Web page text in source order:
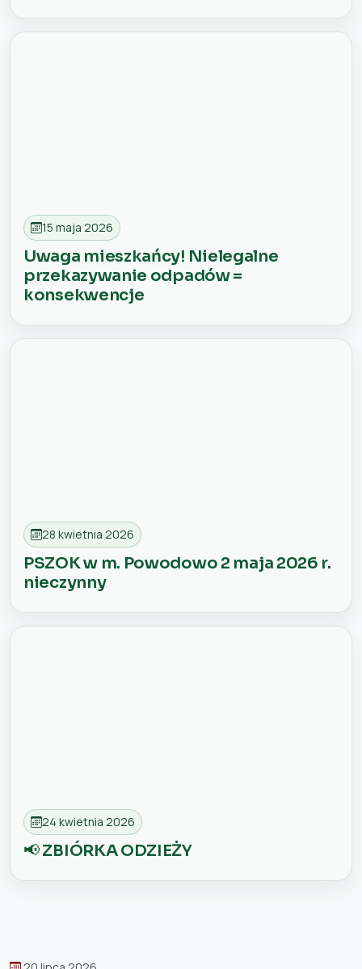
15 maja 2026
Uwaga mieszkańcy! Nielegalne
przekazywanie odpadów =
konsekwencje
28 kwietnia 2026
PSZOK w m. Powodowo 2 maja 2026 r.
nieczynny
24 kwietnia 2026
📢 ZBIÓRKA ODZIEŻY